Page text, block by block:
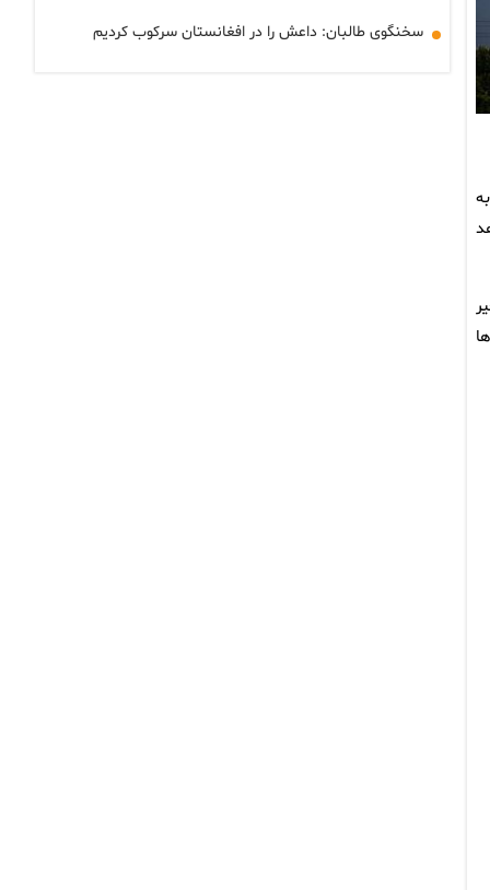
سخنگوی طالبان: داعش را در افغانستان سرکوب کردیم